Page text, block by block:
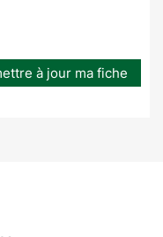
à jour ma fiche